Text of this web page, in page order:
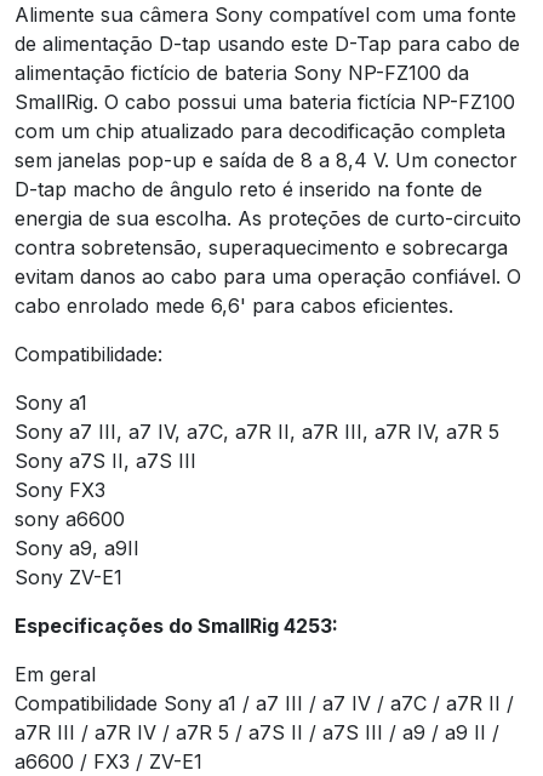
Alimente sua câmera Sony compatível com uma fonte
de alimentação D-tap usando este D-Tap para cabo de
alimentação fictício de bateria Sony NP-FZ100 da
SmallRig. O cabo possui uma bateria fictícia NP-FZ100
com um chip atualizado para decodificação completa
sem janelas pop-up e saída de 8 a 8,4 V. Um conector
D-tap macho de ângulo reto é inserido na fonte de
energia de sua escolha. As proteções de curto-circuito
contra sobretensão, superaquecimento e sobrecarga
evitam danos ao cabo para uma operação confiável. O
cabo enrolado mede 6,6' para cabos eficientes.
Compatibilidade:
Sony a1
Sony a7 III, a7 IV, a7C, a7R II, a7R III, a7R IV, a7R 5
Sony a7S II, a7S III
Sony FX3
sony a6600
Sony a9, a9II
Sony ZV-E1
Especificações do SmallRig 4253:
Em geral
Compatibilidade Sony a1 / a7 III / a7 IV / a7C / a7R II /
a7R III / a7R IV / a7R 5 / a7S II / a7S III / a9 / a9 II /
a6600 / FX3 / ZV-E1